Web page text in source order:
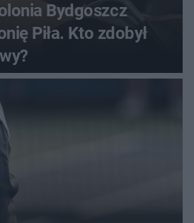
Bydgoszcz
Piła. Kto zdobył